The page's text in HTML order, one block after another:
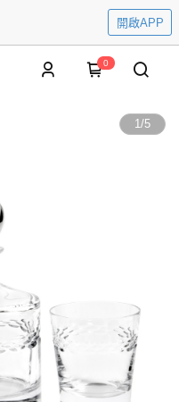
開啟APP
0
1/5